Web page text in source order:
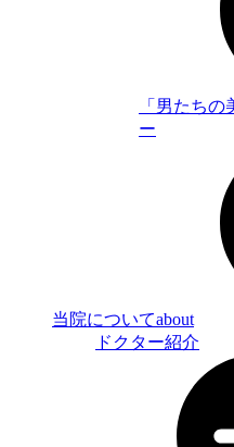
「男たち
ー
当院についてabout
ドクター紹介